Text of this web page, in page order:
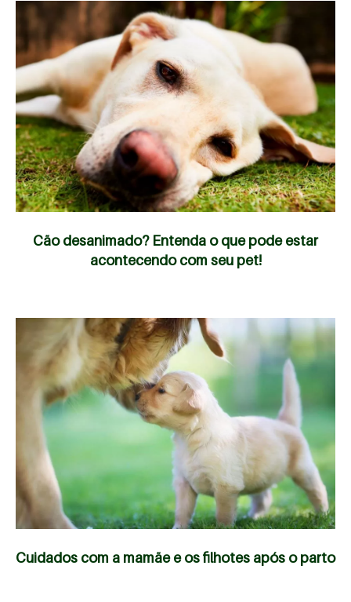
Cão desanimado? Entenda o que pode estar
acontecendo com seu pet!
Cuidados com a mamãe e os filhotes após o parto